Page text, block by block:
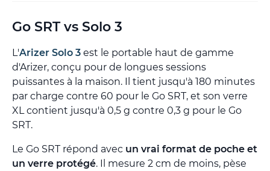
Go SRT vs Solo 3
L'Arizer Solo 3 est le portable haut de gamme
d'Arizer, conçu pour de longues sessions
puissantes à la maison. Il tient jusqu'à 180 minutes
par charge contre 60 pour le Go SRT, et son verre
XL contient jusqu'à 0,5 g contre 0,3 g pour le Go
SRT.
Le Go SRT répond avec un vrai format de poche et
un verre protégé. Il mesure 2 cm de moins, pèse